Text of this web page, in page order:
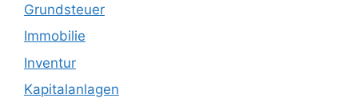
Grundsteuer
Immobilie
Inventur
Kapitalanlagen